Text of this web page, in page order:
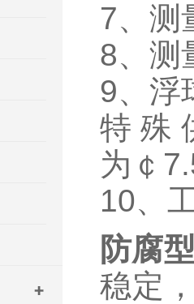
7、测
8、测
9、浮
特殊
为￠
10、
防腐
稳定